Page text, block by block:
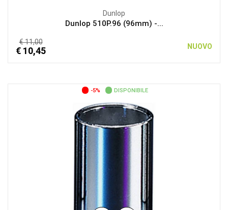
Dunlop
Dunlop 510P.96 (96mm) -...
€ 11,00
€ 10,45 NUOVO
-5% DISPONIBILE